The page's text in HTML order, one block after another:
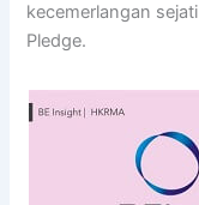
kecemerlangan
Pledge.